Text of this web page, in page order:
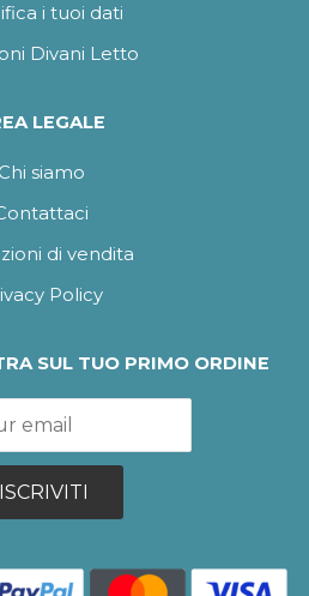
i tuoi dati
Divani Letto
LEGALE
Chi siamo
di vendita
Policy
SUL TUO PRIMO ORDINE
ISCRIVITI